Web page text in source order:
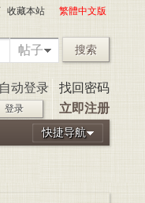
收藏本站 繁體中文版
帖子 搜索
自动登录
找回密码
登录 立即注册
快捷导航